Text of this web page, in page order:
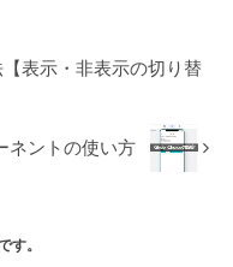
表示・非表示の切り替
ネントの使い方
す。